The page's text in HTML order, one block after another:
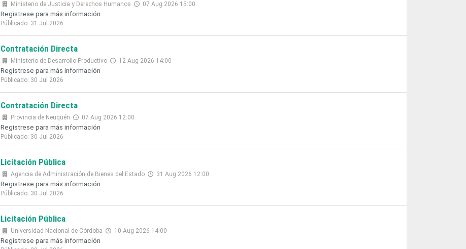
Ministerio de Justicia y Derechos Humanos 07 Aug 2026 15:00
Registrese para más información
Públicado: 31 Jul 2026
Contratación Directa
Ministerio de Desarrollo Productivo 12 Aug 2026 14:00
Registrese para más información
Públicado: 30 Jul 2026
Contratación Directa
Provincia de Neuquén 07 Aug 2026 12:00
Registrese para más información
Públicado: 30 Jul 2026
Licitación Pública
Agencia de Administración de Bienes del Estado 31 Aug 2026 12:00
Registrese para más información
Públicado: 30 Jul 2026
Licitación Pública
Universidad Nacional de Córdoba 10 Aug 2026 14:00
Registrese para más información